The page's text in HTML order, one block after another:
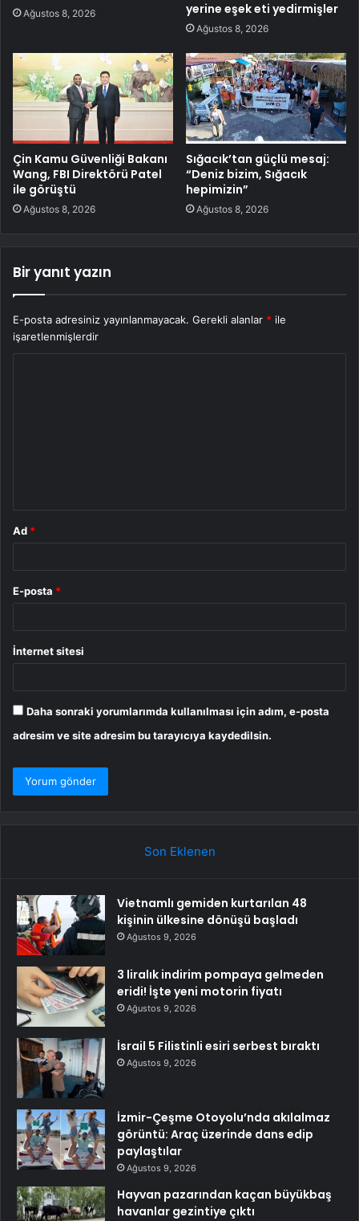
Ağustos 8, 2026
yerine eşek eti yedirmişler
Ağustos 8, 2026
Çin Kamu Güvenliği Bakanı
Wang, FBI Direktörü Patel
ile görüştü
Ağustos 8, 2026
Sığacık’tan güçlü mesaj:
“Deniz bizim, Sığacık
hepimizin”
Ağustos 8, 2026
Bir yanıt yazın
E-posta adresiniz yayınlanmayacak. Gerekli alanlar * ile
işaretlenmişlerdir
Ad *
E-posta *
İnternet sitesi
Daha sonraki yorumlarımda kullanılması için adım, e-posta
adresim ve site adresim bu tarayıcıya kaydedilsin.
Son Eklenen
Vietnamlı gemiden kurtarılan 48
kişinin ülkesine dönüşü başladı
Ağustos 9, 2026
3 liralık indirim pompaya gelmeden
eridi! İşte yeni motorin fiyatı
Ağustos 9, 2026
İsrail 5 Filistinli esiri serbest bıraktı
Ağustos 9, 2026
İzmir-Çeşme Otoyolu’nda akılalmaz
görüntü: Araç üzerinde dans edip
paylaştılar
Ağustos 9, 2026
Hayvan pazarından kaçan büyükbaş
havanlar gezintiye çıktı